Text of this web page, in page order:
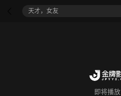
天才，女友
即将播放